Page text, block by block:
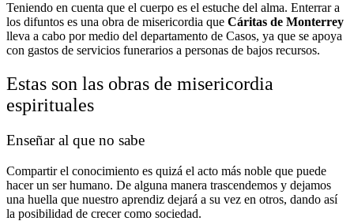
Teniendo en cuenta que el cuerpo es el estuche del alma. Enterrar a
los difuntos es una obra de misericordia que Cáritas de Monterrey
lleva a cabo por medio del departamento de Casos, ya que se apoya
con gastos de servicios funerarios a personas de bajos recursos.
Estas son las obras de misericordia
espirituales
Enseñar al que no sabe
Compartir el conocimiento es quizá el acto más noble que puede
hacer un ser humano. De alguna manera trascendemos y dejamos
una huella que nuestro aprendiz dejará a su vez en otros, dando así
la posibilidad de crecer como sociedad.